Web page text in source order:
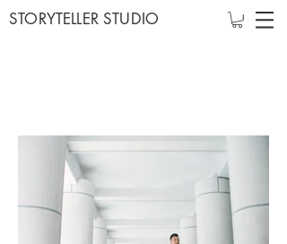
STORYTELLER STUDIO